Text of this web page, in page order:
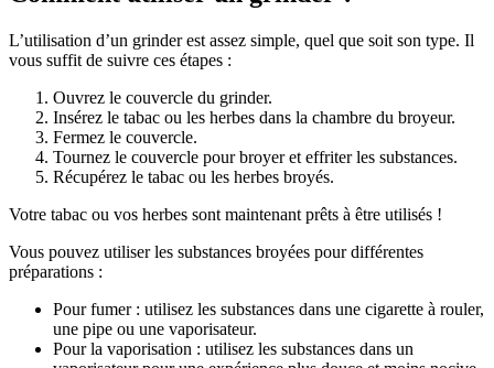
L’utilisation d’un grinder est assez simple, quel que soit son type. Il
vous suffit de suivre ces étapes :
Ouvrez le couvercle du grinder.
Insérez le tabac ou les herbes dans la chambre du broyeur.
Fermez le couvercle.
Tournez le couvercle pour broyer et effriter les substances.
Récupérez le tabac ou les herbes broyés.
Votre tabac ou vos herbes sont maintenant prêts à être utilisés !
Vous pouvez utiliser les substances broyées pour différentes
préparations :
Pour fumer : utilisez les substances dans une cigarette à rouler,
une pipe ou une vaporisateur.
Pour la vaporisation : utilisez les substances dans un